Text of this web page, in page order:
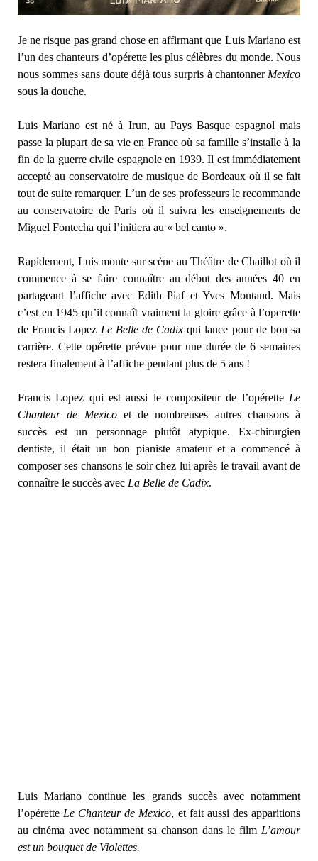
Je ne risque pas grand chose en affirmant que Luis Mariano est
l’un des chanteurs d’opérette les plus célèbres du monde. Nous
nous sommes sans doute déjà tous surpris à chantonnerMexico
sous la douche.
Luis Mariano est né à Irun, au Pays Basque espagnol mais
passe la plupart de sa vie en France où sa famille s’installe à la
fin de la guerre civile espagnole en 1939. Il est immédiatement
accepté au conservatoire de musique de Bordeaux où il se fait
tout de suite remarquer. L’un de ses professeurs le recommande
au conservatoire de Paris où il suivra les enseignements de
Miguel Fontecha qui l’initiera au « bel canto ».
Rapidement, Luis monte sur scène au Théâtre de Chaillot où il
commence à se faire connaître au début des années 40 en
partageant l’affiche avec Edith Piaf et Yves Montand. Mais
c’est en 1945 qu’il connaît vraiment la gloire grâce à l’operette
de Francis Lopez Le Belle de Cadixqui lance pour de bon sa
carrière. Cette opérette prévue pour une durée de 6 semaines
restera finalement à l’affiche pendant plus de 5 ans !
Francis Lopez qui est aussi le compositeur de l’opérette Le
Chanteur de Mexico et de nombreuses autres chansons à
succès est un personnage plutôt atypique. Ex-chirurgien
dentiste, il était un bon pianiste amateur et a commencé à
composer ses chansons le soir chez lui après le travail avant de
connaître le succès avec La Belle de Cadix.
Luis Mariano continue les grands succès avec notamment
l’opéretteLe Chanteur de Mexico, et fait aussi des apparitions
au cinéma avec notamment sa chanson dans le film L’amour
est un bouquet de Violettes.